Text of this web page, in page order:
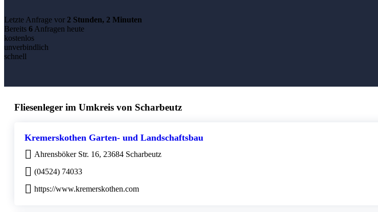
Letzte Anfrage vor 2 Stunden, 2 Minuten
Bereits 6 Anfragen heute
kostenlos
unverbindlich
schnell
Fliesenleger im Umkreis von Scharbeutz
Kremerskothen Garten- und Landschaftsbau
Ahrensböker Str. 16, 23684 Scharbeutz
(04524) 74033
https://www.kremerskothen.com